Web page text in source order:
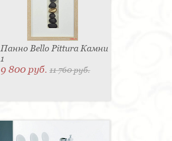
Панно Bello Pittura Камни
1
9 800 руб.11 760 руб.